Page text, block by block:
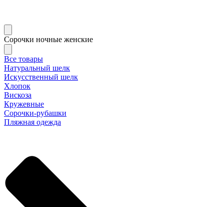
Сорочки ночные женские
Все товары
Натуральный шелк
Искусственный шелк
Хлопок
Вискоза
Кружевные
Сорочки-рубашки
Пляжная одежда